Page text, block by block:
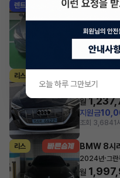
렌트 현대 아반떼
월
조회 272방
리스
2023년
월
지원금
조회 3,6841
리스 BMW 8시
2024년·그
월
오늘 하루 그만보기